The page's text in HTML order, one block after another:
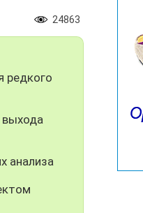
24863
редкого
анализа